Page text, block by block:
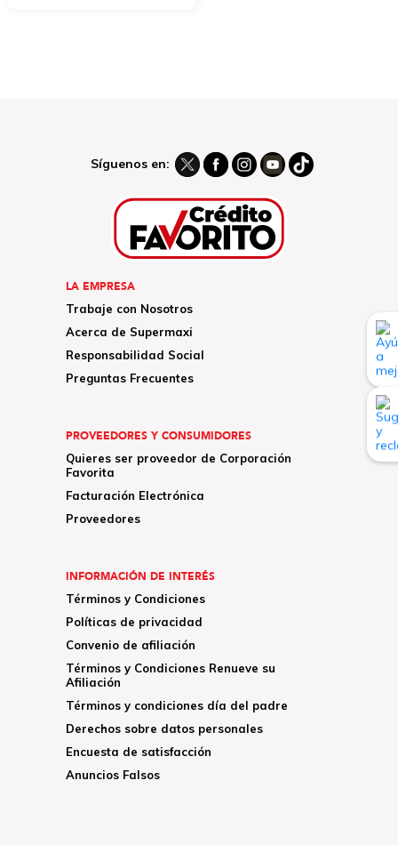
Síguenos en:
LA EMPRESA
Trabaje con Nosotros
Acerca de Supermaxi
Responsabilidad Social
Preguntas Frecuentes
PROVEEDORES Y CONSUMIDORES
Quieres ser proveedor de Corporación
Favorita
Facturación Electrónica
Proveedores
INFORMACIÓN DE INTERÉS
Términos y Condiciones
Políticas de privacidad
Convenio de afiliación
Términos y Condiciones Renueve su
Afiliación
Términos y condiciones día del padre
Derechos sobre datos personales
Encuesta de satisfacción
Anuncios Falsos